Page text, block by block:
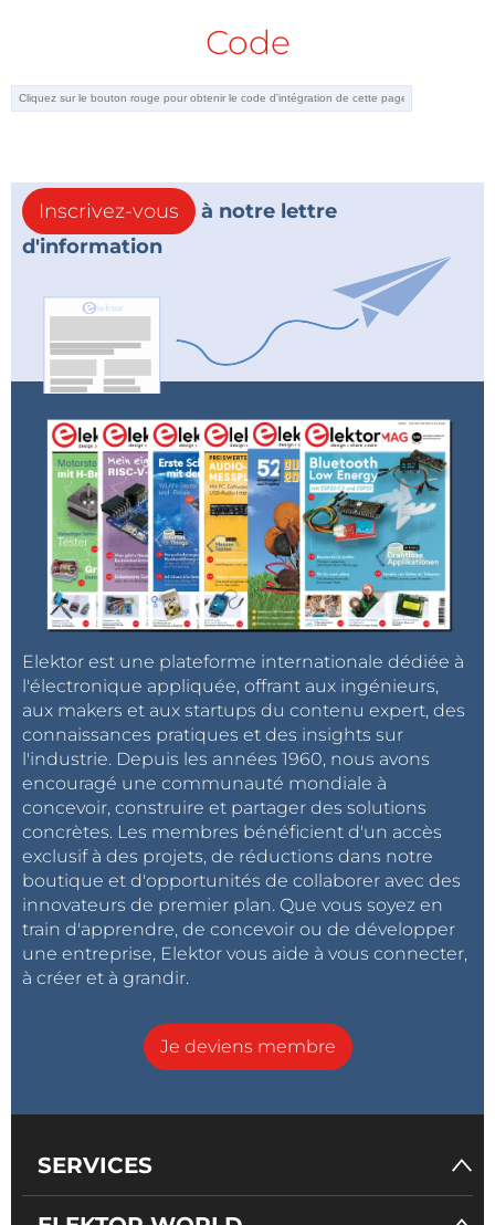
Code
Inscrivez-vous
à notre lettre
d'information
Elektor est une plateforme internationale dédiée à
l'électronique appliquée, offrant aux ingénieurs,
aux makers et aux startups du contenu expert, des
connaissances pratiques et des insights sur
l'industrie. Depuis les années 1960, nous avons
encouragé une communauté mondiale à
concevoir, construire et partager des solutions
concrètes. Les membres bénéficient d'un accès
exclusif à des projets, de réductions dans notre
boutique et d'opportunités de collaborer avec des
innovateurs de premier plan. Que vous soyez en
train d'apprendre, de concevoir ou de développer
une entreprise, Elektor vous aide à vous connecter,
à créer et à grandir.
Je deviens membre
SERVICES